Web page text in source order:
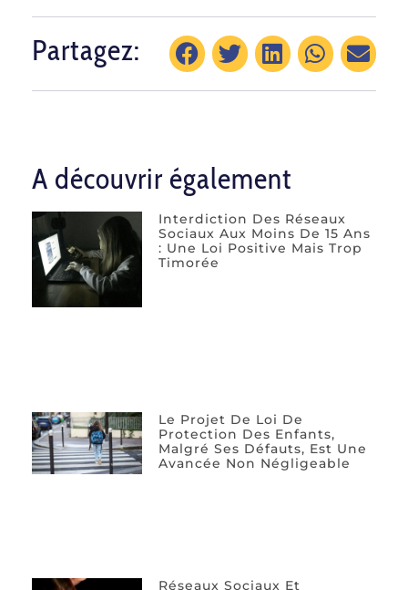
Partagez:
A découvrir également
Interdiction Des Réseaux
Sociaux Aux Moins De 15 Ans
: Une Loi Positive Mais Trop
Timorée
Le Projet De Loi De
Protection Des Enfants,
Malgré Ses Défauts, Est Une
Avancée Non Négligeable
Réseaux Sociaux Et